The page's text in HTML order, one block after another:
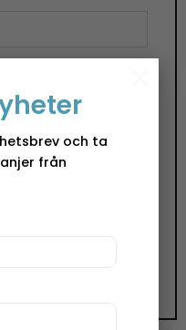
och ta
frånoch
till nästa gång jag